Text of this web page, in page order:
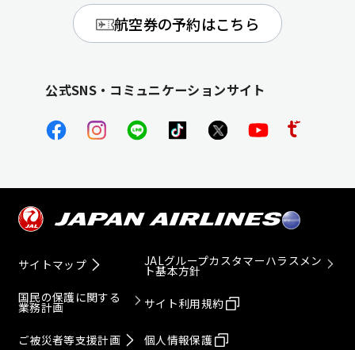
航空券の予約はこちら
公式SNS・コミュニケーションサイト
サイトマップ
国民の保護に関する
業務計画
ご被災者等支援計画
JALグループカスタマーハラスメン
ト基本方針
サイト利用規約
個人情報保護